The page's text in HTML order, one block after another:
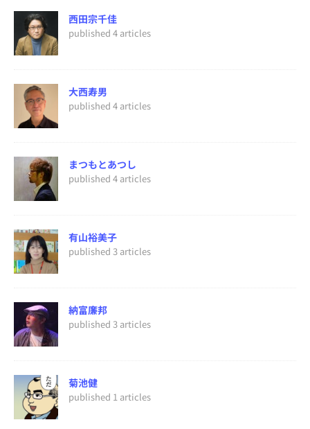
西田宗千佳
published 4 articles
大西寿男
published 4 articles
まつもとあつし
published 4 articles
有山裕美子
published 3 articles
納富廉邦
published 3 articles
菊池健
published 1 articles